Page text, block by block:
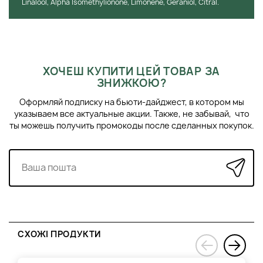
душу/ванни. Також може використовуватися як спре для
подушки для розслаблення.
ХОЧЕШ КУПИТИ ЦЕЙ ТОВАР ЗА
ЗНИЖКОЮ?
Оформляй подписку на бьюти-дайджест, в котором мы
указываем все актуальные акции. Также, не забывай, что
ты можешь получить промокоды после сделанных покупок.
СХОЖІ ПРОДУКТИ
‹
›